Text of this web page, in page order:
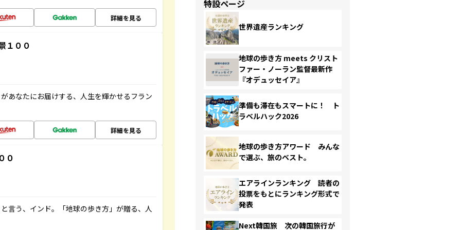
詳細を見る
１００
あなたにお届けする、人生を輝かせるフラン
詳細を見る
０
言う、インド。「地球の歩き方」が贈る、人
特設ページ
世界遺産ランキング
地球の歩き方 meets クリスト
ファー・ノーラン監督最新作
『オデュッセイア』
準備も滞在もスマートに！ ト
ラベルハック2026
地球の歩き方アワード みんな
で選ぶ、旅のベスト。
エアラインランキング 読者の
投票をもとにランキング形式で
発表
Next韓国旅 次の韓国旅行が